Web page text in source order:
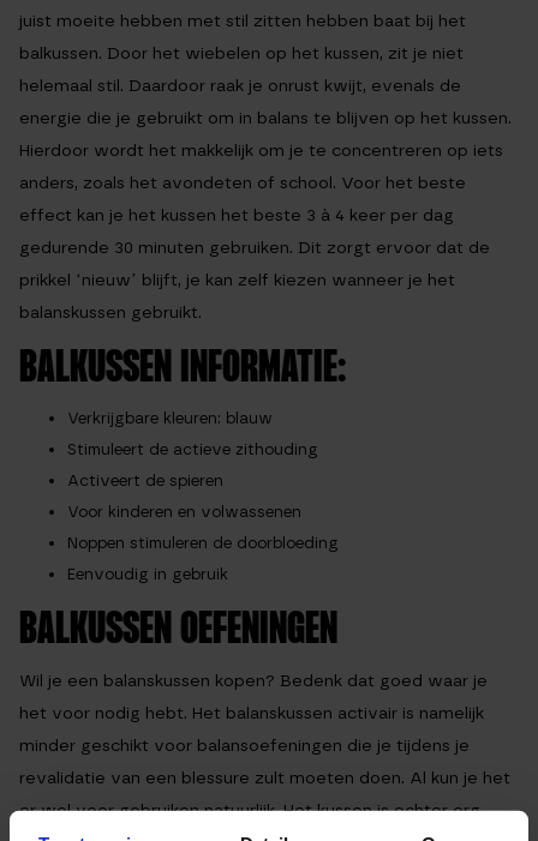
juist moeite hebben met stil zitten hebben baat bij het
balkussen. Door het wiebelen op het kussen, zit je niet
helemaal stil. Daardoor raak je onrust kwijt, evenals de
energie die je gebruikt om in balans te blijven op het kussen.
Hierdoor wordt het makkelijk om je te concentreren op iets
anders, zoals het avondeten of school. Voor het beste
effect kan je het kussen het beste 3 à 4 keer per dag
gedurende 30 minuten gebruiken. Dit zorgt ervoor dat de
prikkel ‘nieuw’ blijft, je kan zelf kiezen wanneer je het
balanskussen gebruikt.
BALKUSSEN INFORMATIE:
Verkrijgbare kleuren: blauw
Stimuleert de actieve zithouding
Activeert de spieren
Voor kinderen en volwassenen
Noppen stimuleren de doorbloeding
Eenvoudig in gebruik
BALKUSSEN OEFENINGEN
Wil je een balanskussen kopen? Bedenk dat goed waar je
het voor nodig hebt. Het balanskussen activair is namelijk
minder geschikt voor balansoefeningen die je tijdens je
revalidatie van een blessure zult moeten doen. Al kun je het
er wel voor gebruiken natuurlijk. Het kussen is echter erg